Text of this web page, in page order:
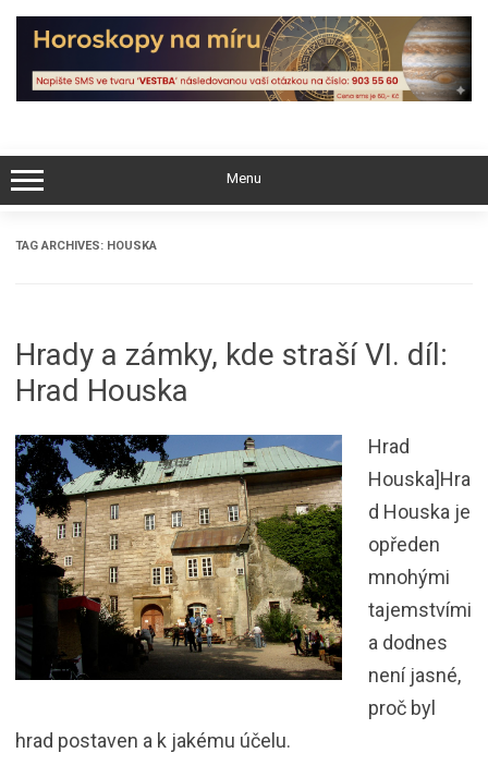
Skip
content
Menu
TAG ARCHIVES: HOUSKA
Hrady a zámky, kde straší VI. díl:
Hrad Houska
Hrad
Houska]Hra
d Houska je
opředen
mnohými
tajemstvími
a dodnes
není jasné,
proč byl
hrad postaven a k jakému účelu.